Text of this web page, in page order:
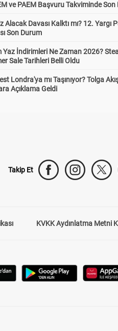
ve PAEM Başvuru Takviminde Son
Alacak Davası Kalktı mı? 12. Yargı
Son Durum
Yaz İndirimleri Ne Zaman 2026?
Sale Tarihleri Belli Oldu
Londra'ya mı Taşınıyor? Tolga
Açıklama Geldi
Takip Et
KVKK Aydınlatma Metni